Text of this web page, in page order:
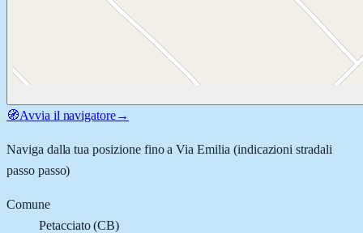
🧭Avvia il navigatore→
Naviga dalla tua posizione fino aVia Emilia (indicazioni stradali
passo passo)
Comune
Petacciato(CB)